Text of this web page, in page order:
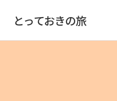
とっておきの旅